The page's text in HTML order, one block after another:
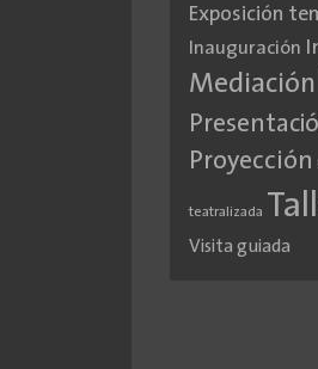
Exposición
Inauguración
Proyección
teatralizada
Visita guiada